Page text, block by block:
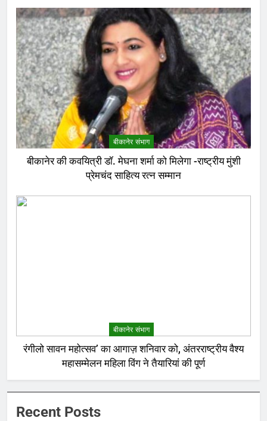
बीकानेर संभाग
बीकानेर की कवयित्री डॉ. मेघना शर्मा को मिलेगा -राष्ट्रीय मुंशी
प्रेमचंद साहित्य रत्न सम्मान
बीकानेर संभाग
रंगीलो सावन महोत्सव’ का आगाज़ शनिवार को, अंतरराष्ट्रीय वैश्य
महासम्मेलन महिला विंग ने तैयारियां की पूर्ण
Recent Posts